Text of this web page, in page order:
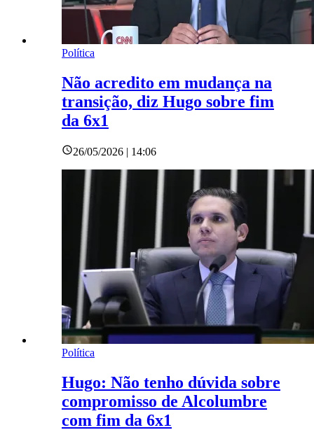
Política
Não acredito em mudança na
transição, diz Hugo sobre fim
da 6x1
26/05/2026 | 14:06
Política
Hugo: Não tenho dúvida sobre
compromisso de Alcolumbre
com fim da 6x1